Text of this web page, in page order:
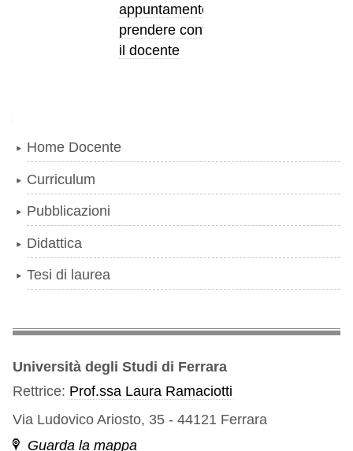
appuntamento,
prendere contatto con
il docente
Home Docente
Curriculum
Pubblicazioni
Didattica
Tesi di laurea
Università degli Studi di Ferrara
Rettrice: Prof.ssa Laura Ramaciotti
Via Ludovico Ariosto, 35 - 44121 Ferrara
Guarda la mappa